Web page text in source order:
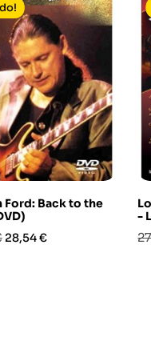
Ford: Back to the
Prezzo
28,54 €
-